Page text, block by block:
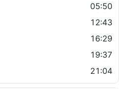
05:50
12:43
16:29
19:37
21:04